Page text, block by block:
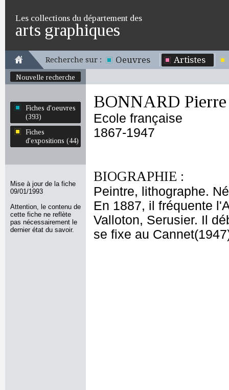
Les collections du département des
arts graphiques
Recherche sur : Oeuvres Artistes
Nouvelle recherche
Fiches d'oeuvres
(393)
Fiches
d'expositions (44)
Mise à jour de la fiche
09/01/1993
Attention, le contenu de
cette fiche ne reflète
pas nécessairement le
dernier état du savoir.
BONNARD Pierre
Ecole française
1867-1947
BIOGRAPHIE :
Peintre, lithographe.
En 1887, il fréquente
Valloton, Serusier. Il
se fixe au